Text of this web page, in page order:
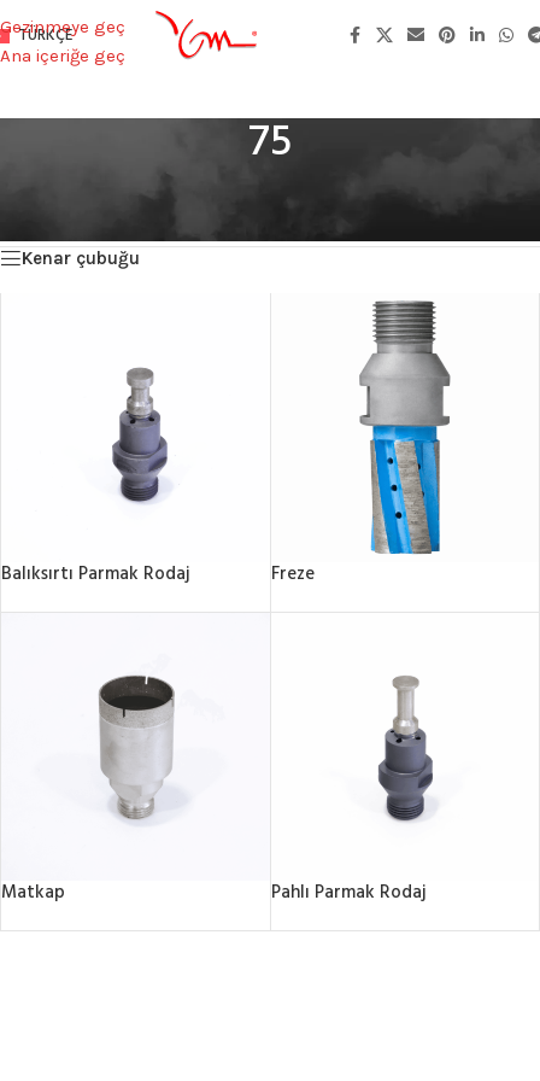
Gezinmeye geç
Ana içeriğe geç
TÜRKÇE
75
Kenar çubuğu
Balıksırtı Parmak Rodaj Freze
Matkap Pahlı Parmak Rodaj